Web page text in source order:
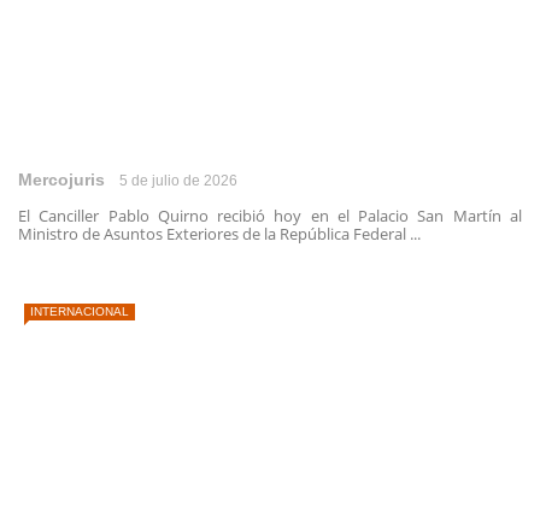
Mercojuris 5 de julio de 2026
El Canciller Pablo Quirno recibió hoy en el Palacio San Martín al
Ministro de Asuntos Exteriores de la República Federal ...
INTERNACIONAL